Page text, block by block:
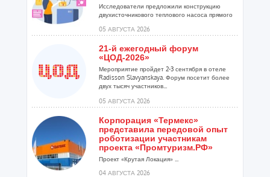
Исследователи предложили конструкцию
двухисточникового теплового насоса прямого
05 АВГУСТА 2026
21-й ежегодный форум
«ЦОД-2026»
Мероприятие пройдет 2-3 сентября в отеле
Radisson Slavyanskaya. Форум посетит более
двух тысяч участников...
05 АВГУСТА 2026
Корпорация «Термекс»
представила передовой опыт
роботизации участникам
проекта «Промтуризм.РФ»
Проект «Крутая Локация» ...
04 АВГУСТА 2026